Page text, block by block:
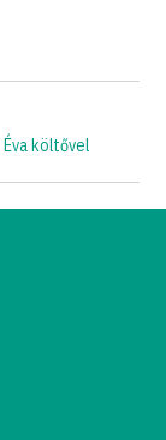
költővel